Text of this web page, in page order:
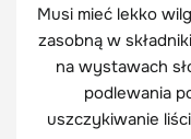
Musi mieć lekko
zasobną w
na wystawach
podlewania
uszczykiwanie